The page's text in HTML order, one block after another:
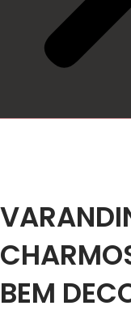
BEM